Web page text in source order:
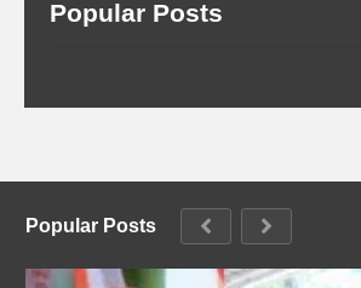
Popular Posts
Popular Posts